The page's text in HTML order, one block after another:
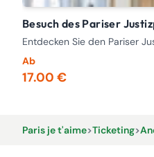
Besuch des Pariser
Entdecken Sie den Pariser
Ab
17.00 €
Paris je t'aime>Ticketing>